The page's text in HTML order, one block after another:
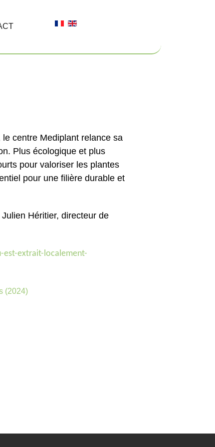
le centre Mediplant relance sa
Plus écologique et plus
pour valoriser les plantes
pour une filière durable et
Héritier, directeur de
extrait-localement-
(2024)